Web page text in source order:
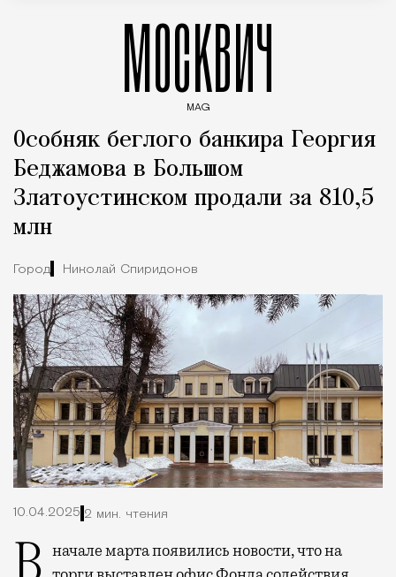
МОСКВИЧ
MAG
Особняк беглого банкира Георгия
Беджамова в Большом
Златоустинском продали за 810,5
млн
Город Николай Спиридонов
10.04.2025 2 мин. чтения